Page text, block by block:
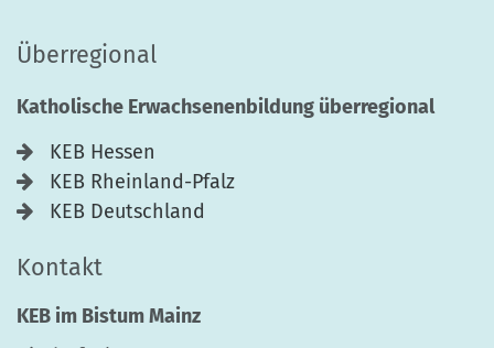
Überregional
Katholische Erwachsenenbildung überregional
KEB Hessen
KEB Rheinland-Pfalz
KEB Deutschland
Kontakt
KEB im Bistum Mainz